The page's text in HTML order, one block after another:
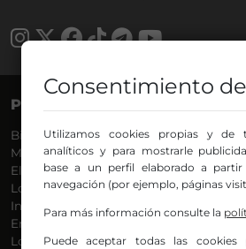
PROGRAMAS
Bilbosport
Más Música
El Madrugador
Lo Más Nuevo
Informativos
En Ruta
Locos por la Música
Dani
Eva
Endika
Iker
Consentimiento
Utilizamos cookies propias y de
analíticos y para mostrarle
base a un perfil elaborado a
navegación (por ejemplo, páginas
Para más información consulte la
Puede aceptar todas las cookies